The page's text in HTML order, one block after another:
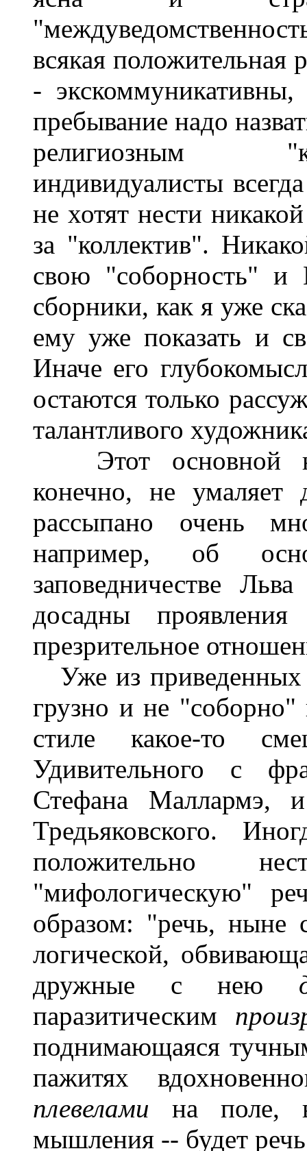
всякая положительная
- экскоммуникативны,
пребывание надо
религиозным
индивидуалисты
не хотят нести
за "коллектив".
свою "соборность" и
сборники, как я уже
ему уже показать и
Иначе его
остаются только
талантливого
Этот основной
конечно, не умаляет
рассыпано очень
например, об
заповедничестве
досадны
презрительное
Уже из приведенных
грузно и не
стиле какое-то
Удивительного с
Стефана Маллармэ,
Тредьяковского.
положительно
"мифологическую"
образом: "речь, ныне
логической,
дружные с нею
паразитическим
поднимающаяся
пажитях
плевелами на поле,
мышления -- будет